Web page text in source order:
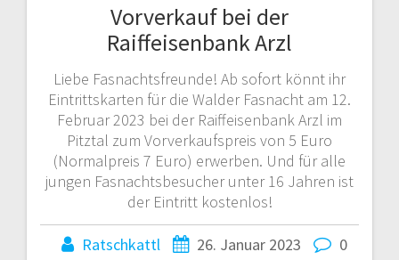
Vorverkauf bei der
Raiffeisenbank Arzl
Liebe Fasnachtsfreunde! Ab sofort könnt ihr
Eintrittskarten für die Walder Fasnacht am 12.
Februar 2023 bei der Raiffeisenbank Arzl im
Pitztal zum Vorverkaufspreis von 5 Euro
(Normalpreis 7 Euro) erwerben. Und für alle
jungen Fasnachtsbesucher unter 16 Jahren ist
der Eintritt kostenlos!
Ratschkattl 26. Januar 2023 0